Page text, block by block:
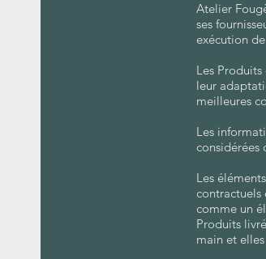
Atelier
ses
exécution
Les
leur
meilleures
Les
considérées
Les
contractuels
comme un
Produits
main et